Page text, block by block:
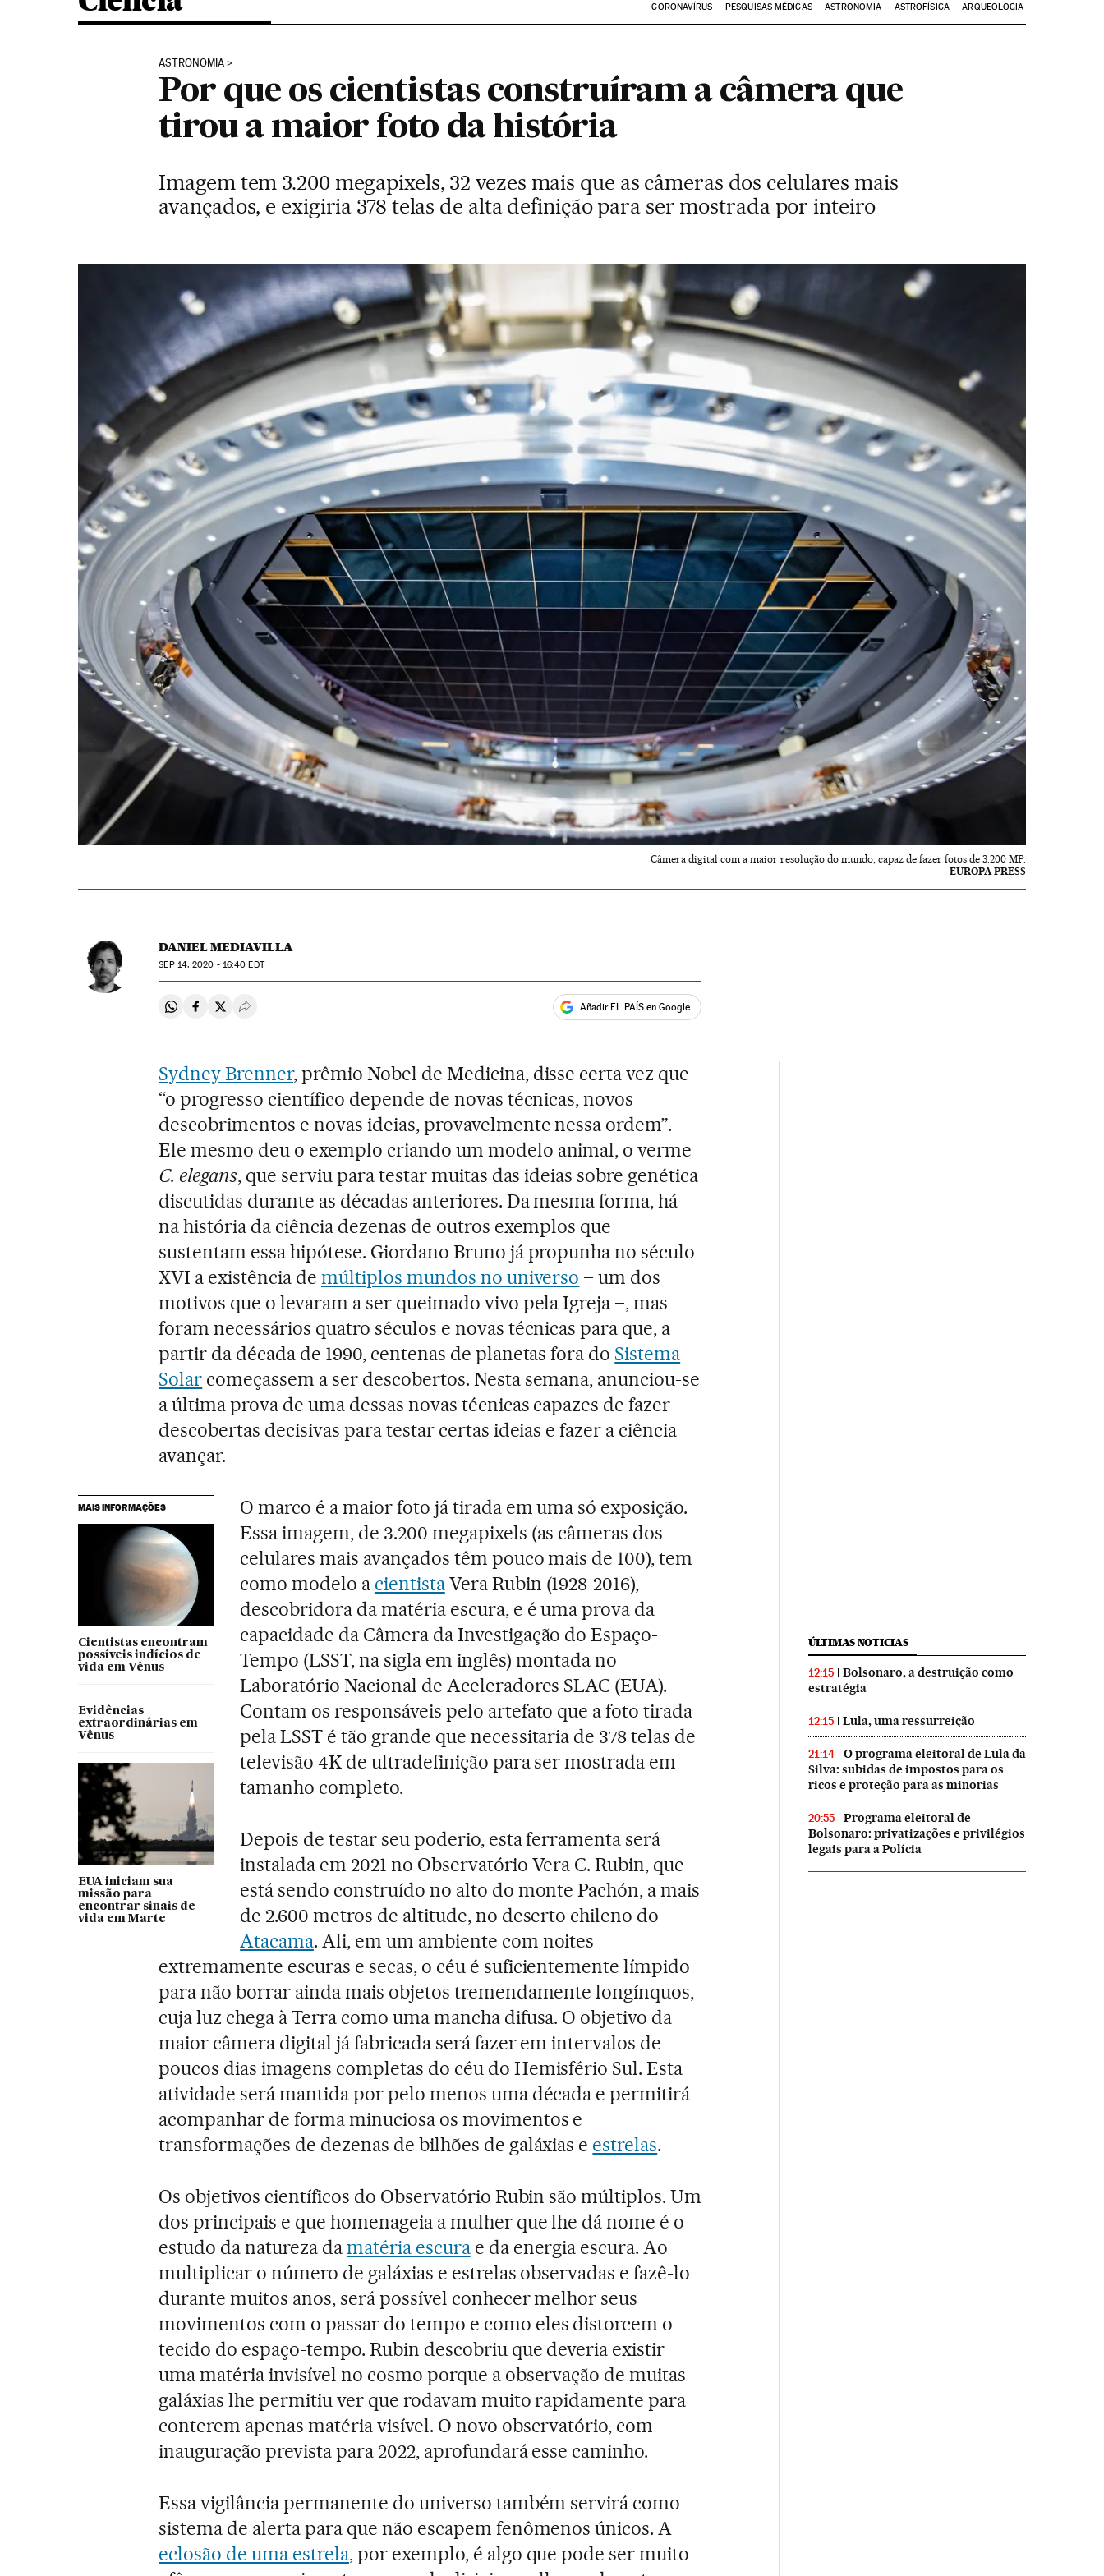
CORONAVÍRUS PESQUISAS MÉDICAS ASTRONOMIA ASTROFÍSICA ARQUEOLOGIA
ASTRONOMIA
Por que os cientistas construíram a câmera que
tirou a maior foto da história
Imagem tem 3.200 megapixels, 32 vezes mais que as câmeras dos celulares mais
avançados, e exigiria 378 telas de alta definição para ser mostrada por inteiro
Câmera digital com a maior resolução do mundo, capaz de fazer fotos de 3.200 MP.
EUROPA PRESS
DANIEL MEDIAVILLA
SEP14, 2020 - 16:40 EDT
Compartir en Whatsapp
Compartir en Facebook
Compartir en Twitter
Desplegar Redes Sociales Añadir EL PAÍS en Google
Sydney Brenner, prêmio Nobel de Medicina, disse certa vez que
“o progresso científico depende de novas técnicas, novos
descobrimentos e novas ideias, provavelmente nessa ordem”.
Ele mesmo deu o exemplo criando um modelo animal, o verme
C. elegans, que serviu para testar muitas das ideias sobre genética
discutidas durante as décadas anteriores. Da mesma forma, há
na história da ciência dezenas de outros exemplos que
sustentam essa hipótese. Giordano Bruno já propunha no século
XVI a existência de múltiplos mundos no universo – um dos
motivos que o levaram a ser queimado vivo pela Igreja –, mas
foram necessários quatro séculos e novas técnicas para que, a
partir da década de 1990, centenas de planetas fora do Sistema
Solar começassem a ser descobertos. Nesta semana, anunciou-se
a última prova de uma dessas novas técnicas capazes de fazer
descobertas decisivas para testar certas ideias e fazer a ciência
avançar.
MAIS INFORMAÇÕES
Cientistas encontram
possíveis indícios de
vida em Vênus
Evidências
extraordinárias em
Vênus
EUA iniciam sua
missão para
encontrar sinais de
vida em Marte
O marco é a maior foto já tirada em uma só exposição.
Essa imagem, de 3.200 megapixels (as câmeras dos
celulares mais avançados têm pouco mais de 100), tem
como modelo a cientistaVera Rubin (1928-2016),
descobridora da matéria escura, e é uma prova da
capacidade da Câmera da Investigação do Espaço-
Tempo (LSST, na sigla em inglês) montada no
Laboratório Nacional de Aceleradores SLAC (EUA).
Contam os responsáveis pelo artefato que a foto tirada
pela LSST é tão grande que necessitaria de 378 telas de
televisão 4K de ultradefinição para ser mostrada em
tamanho completo.
Depois de testar seu poderio, esta ferramenta será
instalada em 2021 no Observatório Vera C. Rubin, que
está sendo construído no alto do monte Pachón, a mais
de 2.600 metros de altitude, no deserto chileno do
Atacama. Ali, em um ambiente com noites
extremamente escuras e secas, o céu é suficientemente límpido
para não borrar ainda mais objetos tremendamente longínquos,
cuja luz chega à Terra como uma mancha difusa. O objetivo da
maior câmera digital já fabricada será fazer em intervalos de
poucos dias imagens completas do céu do Hemisfério Sul. Esta
atividade será mantida por pelo menos uma década e permitirá
acompanhar de forma minuciosa os movimentos e
transformações de dezenas de bilhões de galáxias e estrelas.
Os objetivos científicos do Observatório Rubin são múltiplos. Um
dos principais e que homenageia a mulher que lhe dá nome é o
estudo da natureza damatéria escurae da energia escura. Ao
multiplicar o número de galáxias e estrelas observadas e fazê-lo
durante muitos anos, será possível conhecer melhor seus
movimentos com o passar do tempo e como eles distorcem o
tecido do espaço-tempo. Rubin descobriu que deveria existir
uma matéria invisível no cosmo porque a observação de muitas
galáxias lhe permitiu ver que rodavam muito rapidamente para
conterem apenas matéria visível. O novo observatório, com
inauguração prevista para 2022, aprofundará esse caminho.
Essa vigilância permanente do universo também servirá como
sistema de alerta para que não escapem fenômenos únicos. A
eclosão de uma estrela, por exemplo, é algo que pode ser muito
ÚLTIMAS NOTICIAS
12:15
Bolsonaro, a destruição como
estratégia
12:15 Lula, uma ressurreição
21:14
O programa eleitoral de Lula da
Silva: subidas de impostos para os
ricos e proteção para as minorias
20:55
Programa eleitoral de
Bolsonaro: privatizações e privilégios
legais para a Polícia